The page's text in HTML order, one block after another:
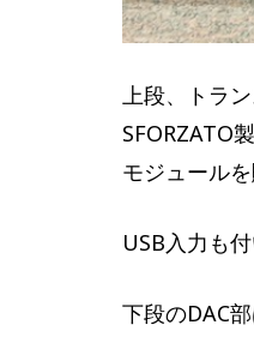
上段、トラ
SFORZATO
モジュール
USB入力も
下段のDAC